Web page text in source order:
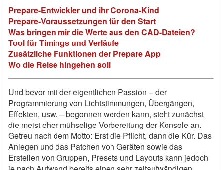
Prepare-Entwickler und ihr Corona-Kind
Prepare-Voraussetzungen für den Start
Was bringen mir die Werte aus den CAD-Dateien?
Tool für Timings und Verläufe
Zusätzliche Funktionen der Prepare App
Wo die Reise hingehen soll
Und bevor mit der eigentlichen Passion – der
Programmierung von Lichtstimmungen, Übergängen,
Effekten, usw. – begonnen werden kann, steht zunächst
die meist eher mühselige Vorbereitung der Konsole an.
Getreu nach dem Motto: Erst die Pflicht, dann die Kür. Das
Anlegen und das Patchen von Geräten sowie das
Erstellen von Gruppen, Presets und Layouts kann jedoch